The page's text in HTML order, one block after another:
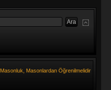
Masonluk, Masonlardan Öğrenilmelidir